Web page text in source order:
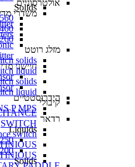
אולטרסוניים
משדרי
חיישני
הידרוסטטיים
P MPS
רדאר
Liquids
Solids
Solids
מזלג רוטט
solids
liquid
solids
liquid
קיבולי
SWITCH
switch